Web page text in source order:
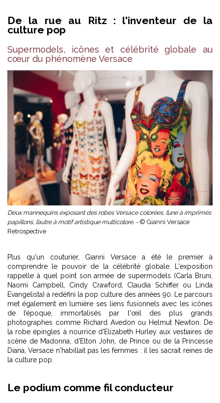
De la rue au Ritz : l'inventeur de la
culture pop
Supermodels, icônes et célébrité globale au
cœur du phénomène Versace
Deux mannequins exposant des robes Versace colorées, l’une à imprimés
papillons, l’autre à motif artistique multicolore. - © Gianni Versace
Retrospective
Plus qu'un couturier, Gianni Versace a été le premier à
comprendre le pouvoir de la célébrité globale. L'exposition
rappelle à quel point son armée de supermodels (Carla Bruni,
Naomi Campbell, Cindy Crawford, Claudia Schiffer ou Linda
Evangelista) a redéfini la pop culture des années 90. Le parcours
met également en lumière ses liens fusionnels avec les icônes
de l’époque, immortalisés par l'œil des plus grands
photographes comme Richard Avedon ou Helmut Newton. De
la robe épingles à nourrice d'Elizabeth Hurley aux vestiaires de
scène de Madonna, d'Elton John, de Prince ou de la Princesse
Diana, Versace n'habillait pas les femmes : il les sacrait reines de
la culture pop.
Le podium comme fil conducteur